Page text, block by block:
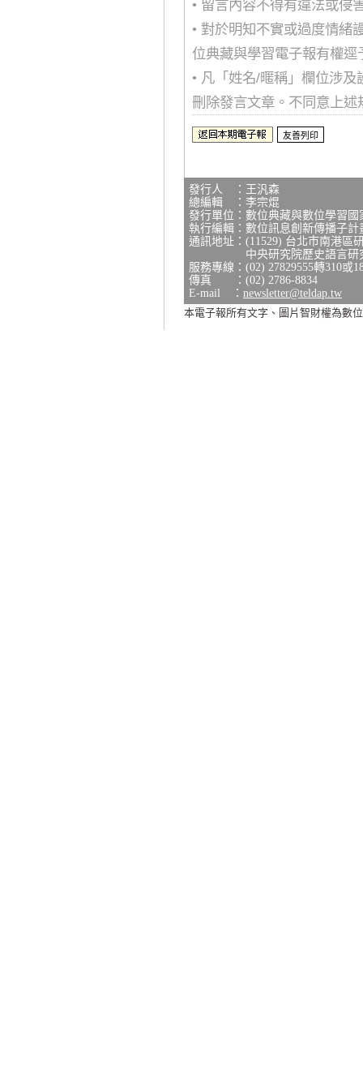
• 留言內容不得有違法或侵
• 對於明知不實或過度情緒
位典藏與學習電子報有權
• 凡「姓名/暱稱」欄位涉
刪除發言文章。不同意上述
發行人 ：王汎森
總編輯 ：李宗焜
發行單位：數位典藏與數位學習
執行編輯：數位訊息創新傳播子計
通訊地址：(11529) 台北市南港區
中央研究院歷史語言研究
服務專線：(02) 27829555轉310或
傳真 ：(02) 2786-8834
E-mail ： newsletter@teldap.tw
本電子報所有文字、圖片智財權為數